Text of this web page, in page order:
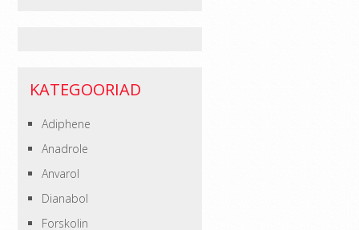
KATEGOORIAD
Adiphene
Anadrole
Anvarol
Dianabol
Forskolin